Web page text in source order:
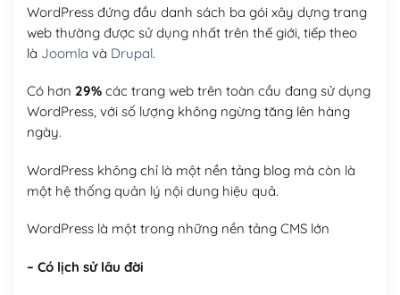
WordPress đứng đầu danh sách ba gói xây dựng trang
web thường được sử dụng nhất trên thế giới, tiếp theo
là Joomla và Drupal.
Có hơn 29%các trang web trên toàn cầu đang sử dụng
WordPress, với số lượng không ngừng tăng lên hàng
ngày.
WordPress không chỉ là một nền tảng blog mà còn là
một hệ thống quản lý nội dung hiệu quả.
WordPress là một trong những nền tảng CMS lớn
– Có lịch sử lâu đời